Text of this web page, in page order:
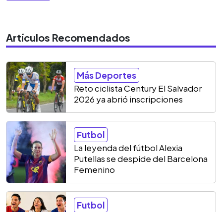
Artículos Recomendados
Más Deportes
Reto ciclista Century El Salvador
2026 ya abrió inscripciones
Futbol
La leyenda del fútbol Alexia
Putellas se despide del Barcelona
Femenino
Futbol